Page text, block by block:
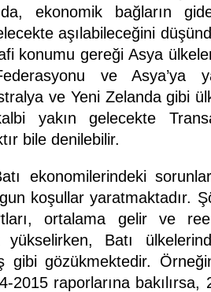
ekonomik bağların
aşılabileceğini
konumu gereği Asya
ve Asya’ya
ve Yeni Zelanda gibi
yakın gelecekte
bile denilebilir.
ekonomilerindeki
koşullar yaratmaktadır.
ortalama gelir ve
yükselirken, Batı
gibi gözükmektedir.
2015 raporlarına